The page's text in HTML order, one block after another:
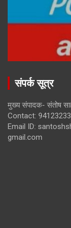
संपर्क सूत्र
मुख्य संपादक- संतोष
Contact:
Email ID:
gmail.com